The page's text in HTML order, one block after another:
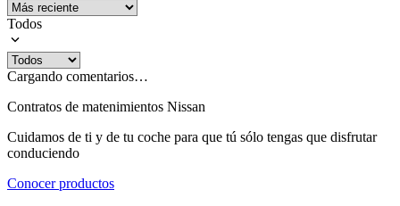
Todos
Cargando comentarios…
Contratos de matenimientos Nissan
Cuidamos de ti y de tu coche para que tú sólo tengas que disfrutar
conduciendo
Conocer productos